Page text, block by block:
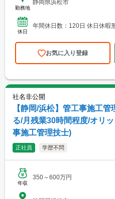
勤務地
静岡県浜松市
休日
年間休日数：120日 休日休暇
お気に入り登録
社名非公開
【静岡/浜松】管工事施工
る/月残業30時間程度/オリ
事施工管理技士)
正社員 学歴不問
年収
350～600万円